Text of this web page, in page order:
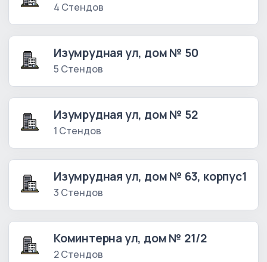
4 Стендов
Изумрудная ул, дом № 50
5 Стендов
Изумрудная ул, дом № 52
1 Стендов
Изумрудная ул, дом № 63, корпус1
3 Стендов
Коминтерна ул, дом № 21/2
2 Стендов